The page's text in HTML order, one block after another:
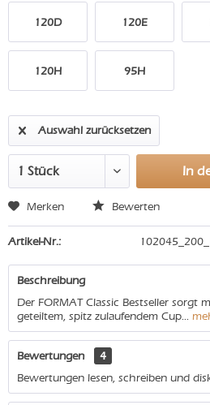
120D 120E
120H 95H
Auswahl zurücksetzen
In
Merken Bewerten
Artikel-Nr.:
Beschreibung
Der FORMAT Classic Bestseller sorgt
geteiltem, spitz zulaufendem Cup...
Bewertungen
4
Bewertungen lesen, schreiben und